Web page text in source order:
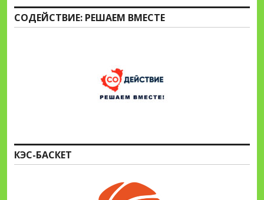
СОДЕЙСТВИЕ: РЕШАЕМ ВМЕСТЕ
КЭС-БАСКЕТ